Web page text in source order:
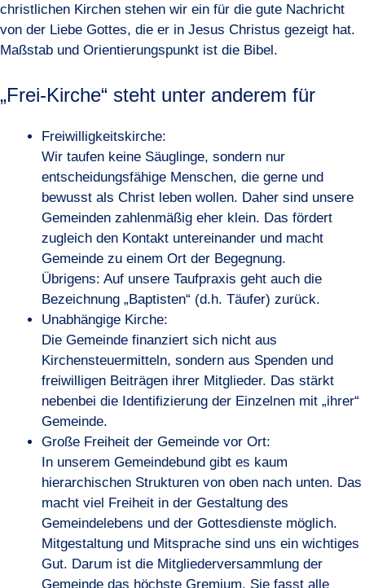
christlichen Kirchen stehen wir ein für die gute Nachricht
von der Liebe Gottes, die er in Jesus Christus gezeigt hat.
Maßstab und Orientierungspunkt ist die Bibel.
„Frei-Kirche“ steht unter anderem für
Freiwilligkeitskirche:
Wir taufen keine Säuglinge, sondern nur
entscheidungsfähige Menschen, die gerne und
bewusst als Christ leben wollen. Daher sind unsere
Gemeinden zahlenmäßig eher klein. Das fördert
zugleich den Kontakt untereinander und macht
Gemeinde zu einem Ort der Begegnung.
Übrigens: Auf unsere Taufpraxis geht auch die
Bezeichnung „Baptisten“ (d.h. Täufer) zurück.
Unabhängige Kirche:
Die Gemeinde finanziert sich nicht aus
Kirchensteuermitteln, sondern aus Spenden und
freiwilligen Beiträgen ihrer Mitglieder. Das stärkt
nebenbei die Identifizierung der Einzelnen mit „ihrer“
Gemeinde.
Große Freiheit der Gemeinde vor Ort:
In unserem Gemeindebund gibt es kaum
hierarchischen Strukturen von oben nach unten. Das
macht viel Freiheit in der Gestaltung des
Gemeindelebens und der Gottesdienste möglich.
Mitgestaltung und Mitsprache sind uns ein wichtiges
Gut. Darum ist die Mitgliederversammlung der
Gemeinde das höchste Gremium. Sie fasst alle